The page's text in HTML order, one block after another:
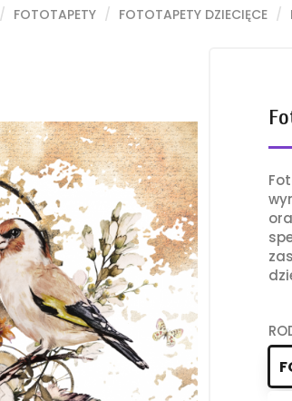
FOTOTAPETY FOTOTAPETY DZIECIĘCE